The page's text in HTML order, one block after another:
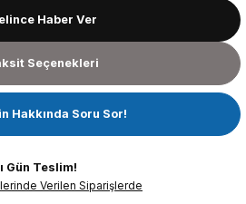
Haber Ver
Seçenekleri
Hakkında Soru Sor!
Gün Teslim!
Verilen Siparişlerde